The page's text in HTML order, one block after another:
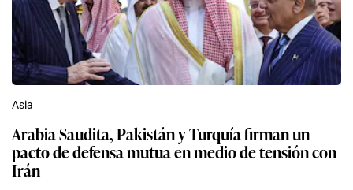
Asia
Arabia Saudita, Pakistán y Turquía firman un
pacto de defensa mutua en medio de tensión con
Irán